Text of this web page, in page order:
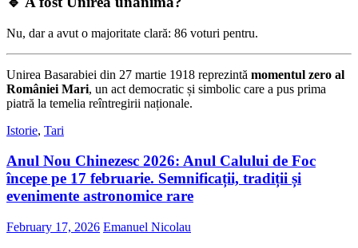
Nu, dar a avut o majoritate clară: 86 voturi pentru.
Unirea Basarabiei din 27 martie 1918 reprezintă momentul zero al
României Mari, un act democratic și simbolic care a pus prima
piatră la temelia reîntregirii naționale.
Istorie, Tari
Anul Nou Chinezesc 2026: Anul Calului de Foc
începe pe 17 februarie. Semnificații, tradiții și
evenimente astronomice rare
February 17, 2026 Emanuel Nicolau